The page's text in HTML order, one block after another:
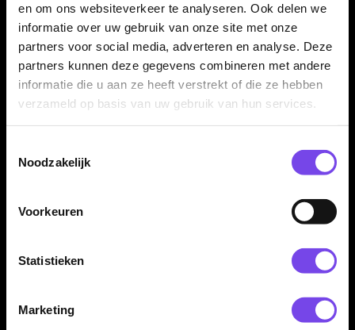
en om ons websiteverkeer te analyseren. Ook delen we
informatie over uw gebruik van onze site met onze
partners voor social media, adverteren en analyse. Deze
partners kunnen deze gegevens combineren met andere
informatie die u aan ze heeft verstrekt of die ze hebben
verzameld op basis van uw gebruik van hun services.
Noodzakelijk
Voorkeuren
Statistieken
Marketing
Winmau Vecta MvG
Signature - Dart Shafts
€ 2.95
Winmau Vecta Rood -
Dart Shafts
€ 2.95
€ 2.95
Winmau Vecta Wit - Dart